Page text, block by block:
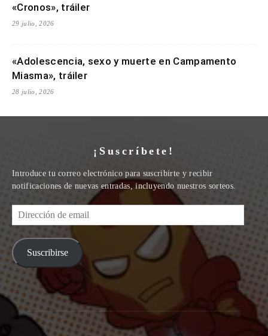
«Cronos», tráiler
29 julio, 2026
«Adolescencia, sexo y muerte en Campamento
Miasma», tráiler
28 julio, 2026
¡Suscríbete!
Introduce tu correo electrónico para suscribirte y recibir
notificaciones de nuevas entradas, incluyendo nuestros sorteos.
Dirección
de
email
Suscribirse